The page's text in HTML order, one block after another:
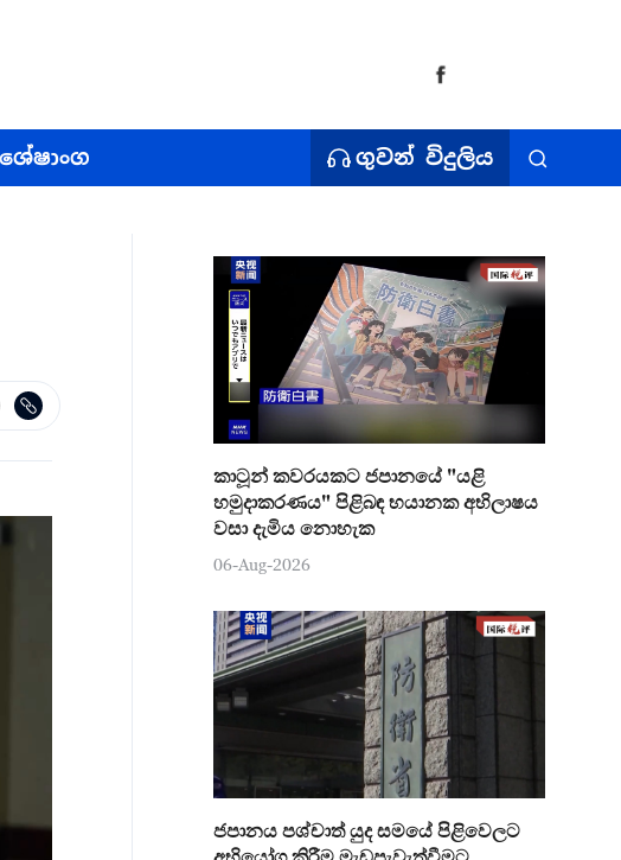
ගුවන් විදුලිය
කාටූන් කවරයකට ජපානයේ "යළි
හමුදාකරණය" පිළිබඳ භයානක අභිලාෂය
වසා දැමිය නොහැක
06-Aug-2026
ජපානය පශ්චාත් යුද සමයේ පිළිවෙලට